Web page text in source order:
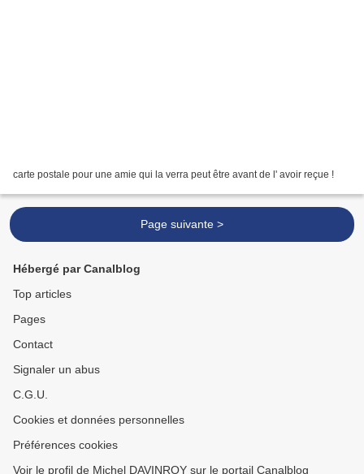
carte postale pour une amie qui la verra peut être avant de l' avoir reçue !
Page suivante >
Hébergé par Canalblog
Top articles
Pages
Contact
Signaler un abus
C.G.U.
Cookies et données personnelles
Préférences cookies
Voir le profil de Michel DAVINROY sur le portail Canalblog